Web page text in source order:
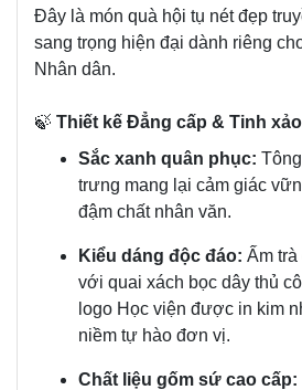
Đây là món quà hội tụ nét đẹp
sang trọng hiện đại dành riêng
Nhân dân.
🍃 Thiết kế Đẳng cấp & Tinh xảo
Sắc xanh quân phục:
trưng mang lại cảm giác
đậm chất nhân văn.
Kiểu dáng độc đáo: Ấm
với quai xách bọc dây thủ
logo Học viện được in kim
niềm tự hào đơn vị.
Chất liệu gốm sứ cao cấp: